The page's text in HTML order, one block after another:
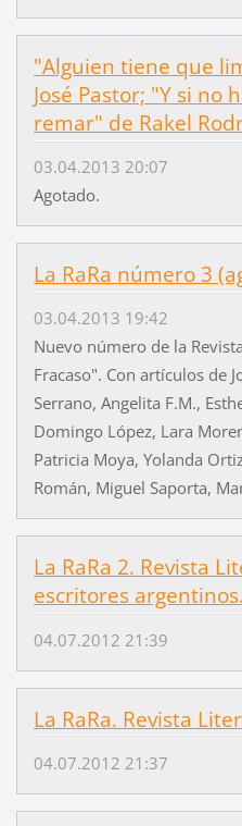
"Alguien tiene que
José Pastor; "Y si no
remar" de Rakel
03.04.2013 20:07
Agotado.
La RaRa número 3
03.04.2013 19:42
Nuevo número de la
Fracaso". Con artículos de
Serrano, Angelita F.M.,
Domingo López, Lara
Patricia Moya, Yolanda
Román, Miguel Saporta,
La RaRa 2. Revista
escritores
04.07.2012 21:39
La RaRa. Revista
04.07.2012 21:37